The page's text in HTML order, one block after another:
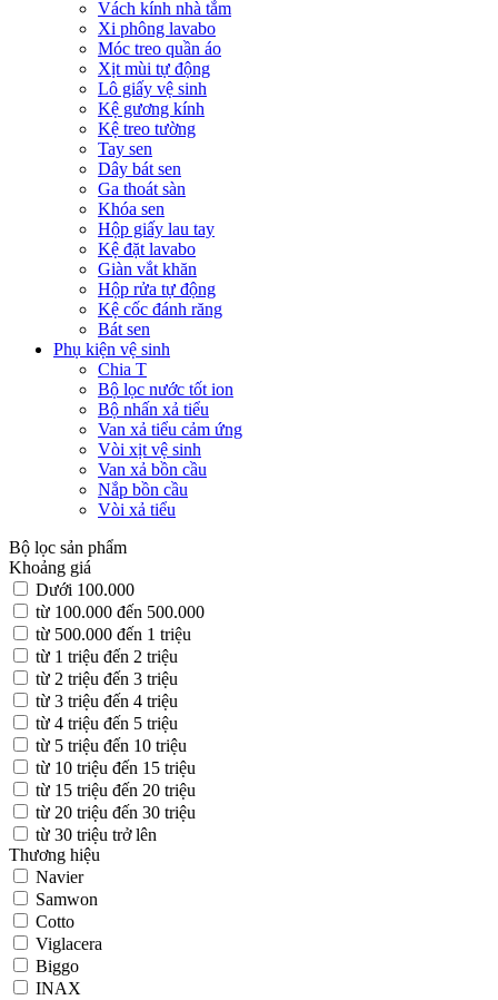
Vách kính nhà tắm
Xi phông lavabo
Móc treo quần áo
Xịt mùi tự động
Lô giấy vệ sinh
Kệ gương kính
Kệ treo tường
Tay sen
Dây bát sen
Ga thoát sàn
Khóa sen
Hộp giấy lau tay
Kệ đặt lavabo
Giàn vắt khăn
Hộp rửa tự động
Kệ cốc đánh răng
Bát sen
Phụ kiện vệ sinh
Chia T
Bộ lọc nước tốt ion
Bộ nhấn xả tiểu
Van xả tiểu cảm ứng
Vòi xịt vệ sinh
Van xả bồn cầu
Nắp bồn cầu
Vòi xả tiểu
Bộ lọc sản phẩm
Khoảng giá
Dưới 100.000
từ 100.000 đến 500.000
từ 500.000 đến 1 triệu
từ 1 triệu đến 2 triệu
từ 2 triệu đến 3 triệu
từ 3 triệu đến 4 triệu
từ 4 triệu đến 5 triệu
từ 5 triệu đến 10 triệu
từ 10 triệu đến 15 triệu
từ 15 triệu đến 20 triệu
từ 20 triệu đến 30 triệu
từ 30 triệu trở lên
Thương hiệu
Navier
Samwon
Cotto
Viglacera
Biggo
INAX